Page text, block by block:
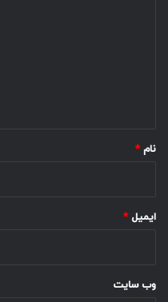
نام *
ایمیل *
وب‌ سایت